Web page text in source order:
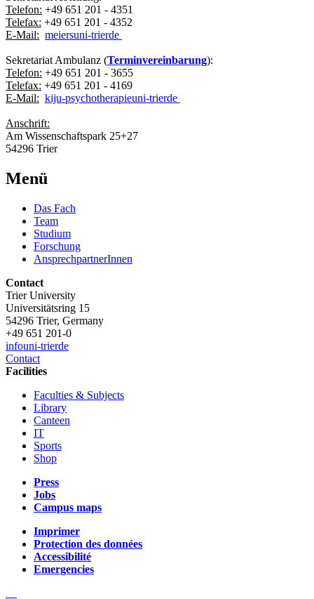
Telefon: +49 651 201 - 4351
Telefax: +49 651 201 - 4352
E-Mail: meiersuni-trierde
Sekretariat Ambulanz (Terminvereinbarung):
Telefon: +49 651 201 - 3655
Telefax: +49 651 201 - 4169
E-Mail: kiju-psychotherapieuni-trierde
Anschrift:
Am Wissenschaftspark 25+27
54296 Trier
Menü
Das Fach
Team
Studium
Forschung
AnsprechpartnerInnen
Contact
Trier University
Universitätsring 15
54296 Trier, Germany
+49 651 201-0
infouni-trierde
Contact
Facilities
Faculties & Subjects
Library
Canteen
IT
Sports
Shop
Press
Jobs
Campus maps
Imprimer
Protection des données
Accessibilité
Emergencies